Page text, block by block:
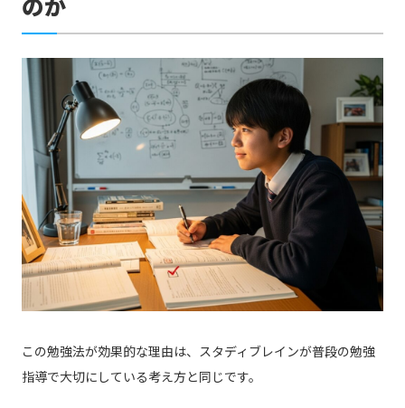
この勉強法が効果的な理由は、スタディブレインが普段の勉強
指導で大切にしている考え方と同じです。